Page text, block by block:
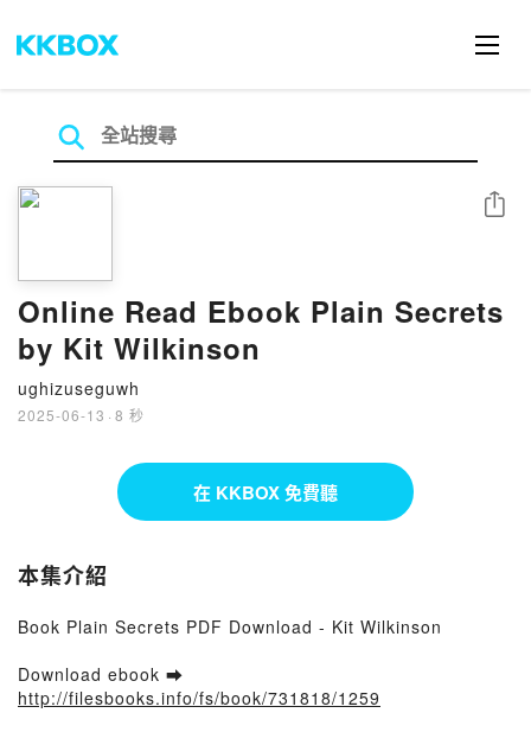
Online Read Ebook Plain Secrets
by Kit Wilkinson
ughizuseguwh
2025-06-13 · 8 秒
分享
在 KKBOX 免費聽
本集介紹
Book Plain Secrets PDF Download - Kit Wilkinson
Download ebook ➡
http://filesbooks.info/fs/book/731818/1259